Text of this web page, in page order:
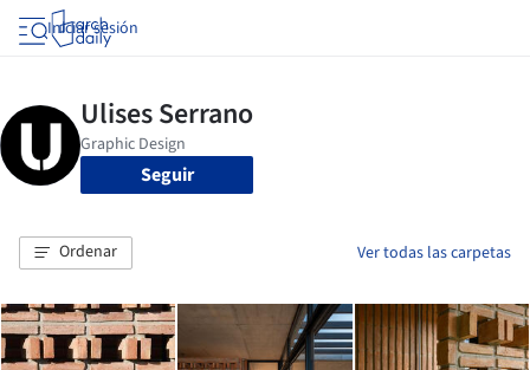
Iniciar sesión
Seguir
Ordenar Ver todas las carpetas